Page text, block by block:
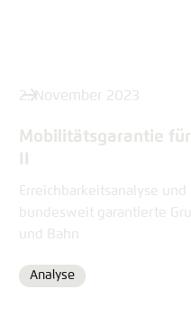
2. November 2023
Mobilitätsgarantie
Erreichbarkeitsanalyse
bundesweit garantierte
und Bahn
Format
Analyse